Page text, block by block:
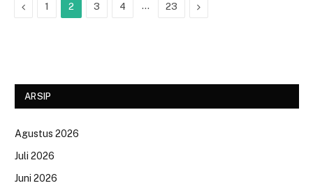
Previous
1 2 3 4 … 23 Next
ARSIP
Agustus 2026
Juli 2026
Juni 2026